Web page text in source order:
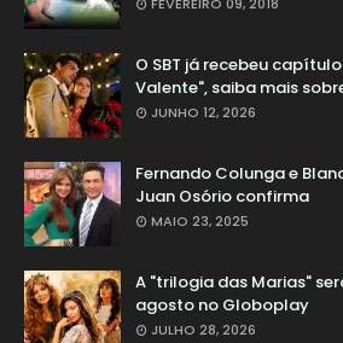
O SBT já recebeu
Valente", saiba mais
JUNHO 12, 2026
Fernando Colunga e
Juan Osório confirma
MAIO 23, 2025
A "trilogia das Marias"
agosto no Globoplay
JULHO 28, 2026